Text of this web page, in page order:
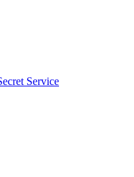
Service